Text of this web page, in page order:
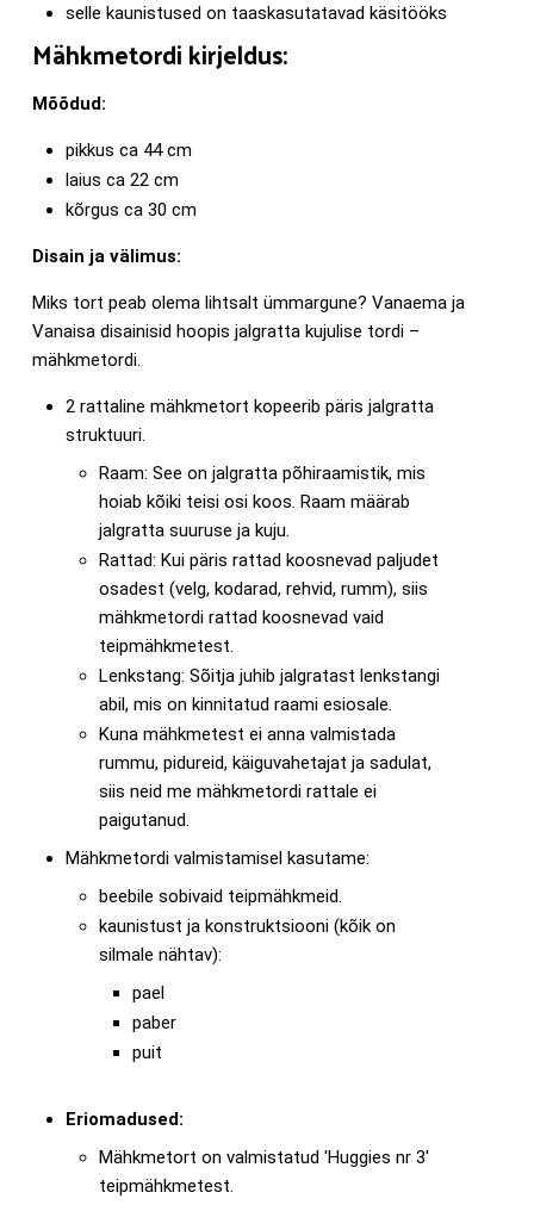
selle kaunistused on taaskasutatavad käsitööks
Mähkmetordi kirjeldus:
Mõõdud:
pikkus ca 44 cm
laius ca 22 cm
kõrgus ca 30 cm
Disain ja välimus:
Miks tort peab olema lihtsalt ümmargune? Vanaema ja
Vanaisa disainisid hoopis jalgratta kujulise tordi –
mähkmetordi.
2 rattaline mähkmetort kopeerib päris jalgratta
struktuuri.
Raam: See on jalgratta põhiraamistik, mis
hoiab kõiki teisi osi koos. Raam määrab
jalgratta suuruse ja kuju.
Rattad: Kui päris rattad koosnevad paljudet
osadest (velg, kodarad, rehvid, rumm), siis
mähkmetordi rattad koosnevad vaid
teipmähkmetest.
Lenkstang: Sõitja juhib jalgratast lenkstangi
abil, mis on kinnitatud raami esiosale.
Kuna mähkmetest ei anna valmistada
rummu, pidureid, käiguvahetajat ja sadulat,
siis neid me mähkmetordi rattale ei
paigutanud.
Mähkmetordi valmistamisel kasutame:
beebile sobivaid teipmähkmeid.
kaunistust ja konstruktsiooni (kõik on
silmale nähtav):
pael
paber
puit
Eriomadused:
Mähkmetort on valmistatud 'Huggies nr 3'
teipmähkmetest.